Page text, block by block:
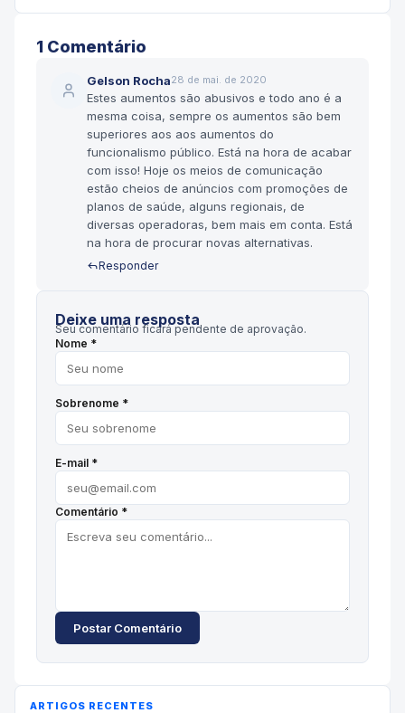
1 Comentário
Gelson Rocha28 de mai. de 2020
Estes aumentos são abusivos e todo ano é a
mesma coisa, sempre os aumentos são bem
superiores aos aos aumentos do
funcionalismo público. Está na hora de acabar
com isso! Hoje os meios de comunicação
estão cheios de anúncios com promoções de
planos de saúde, alguns regionais, de
diversas operadoras, bem mais em conta. Está
na hora de procurar novas alternativas.
Responder
Deixe uma resposta
Seu comentário ficará pendente de aprovação.
Nome *
Sobrenome *
E-mail *
Comentário *
Postar Comentário
ARTIGOS RECENTES